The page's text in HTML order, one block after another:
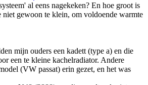
al eens nagekeken? En hoe groot is
niet gewoon te klein, om voldoende warmte
mijn ouders een kadett (type a) en die
een te kleine kachelradiator. Andere
(VW passat) erin gezet, en het was